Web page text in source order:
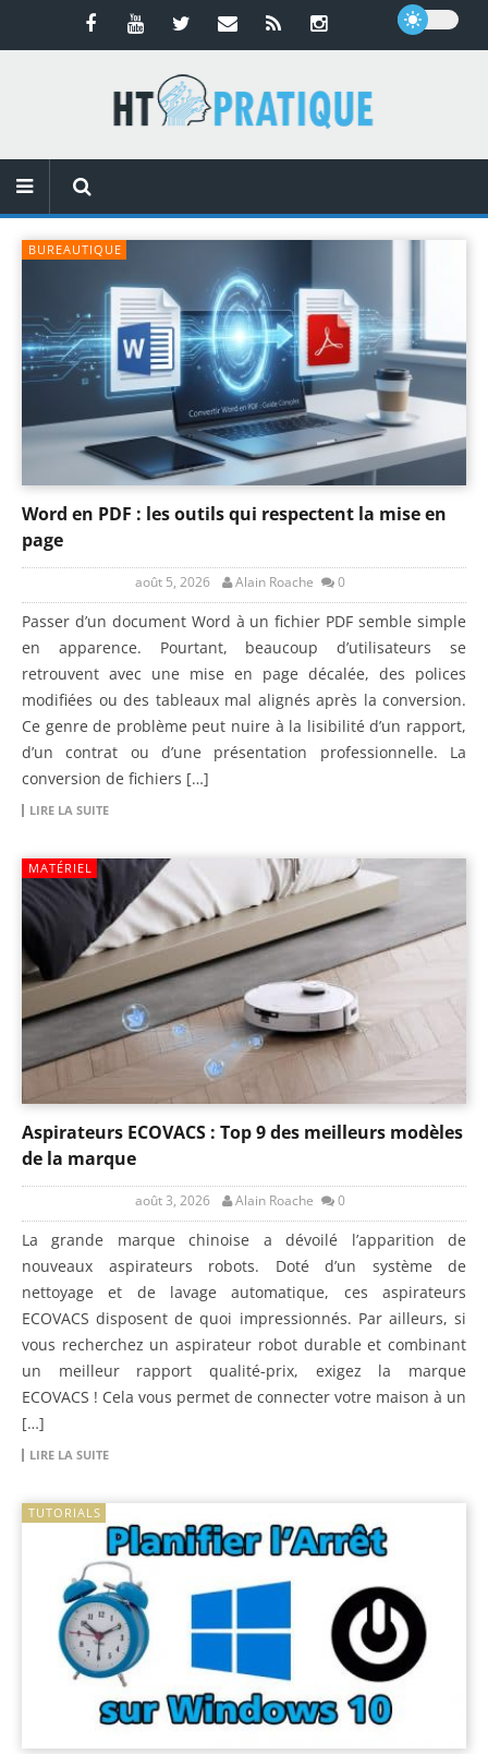
BUREAUTIQUE
Word en PDF : les outils qui respectent la mise en
page
août 5, 2026 Alain Roache 0
Passer d’un document Word à un fichier PDF semble simple
en apparence. Pourtant, beaucoup d’utilisateurs se
retrouvent avec une mise en page décalée, des polices
modifiées ou des tableaux mal alignés après la conversion.
Ce genre de problème peut nuire à la lisibilité d’un rapport,
d’un contrat ou d’une présentation professionnelle. La
conversion de fichiers […]
LIRE LA SUITE
MATÉRIEL
Aspirateurs ECOVACS : Top 9 des meilleurs modèles
de la marque
août 3, 2026 Alain Roache 0
La grande marque chinoise a dévoilé l’apparition de
nouveaux aspirateurs robots. Doté d’un système de
nettoyage et de lavage automatique, ces aspirateurs
ECOVACS disposent de quoi impressionnés. Par ailleurs, si
vous recherchez un aspirateur robot durable et combinant
un meilleur rapport qualité-prix, exigez la marque
ECOVACS ! Cela vous permet de connecter votre maison à un
[…]
LIRE LA SUITE
TUTORIALS